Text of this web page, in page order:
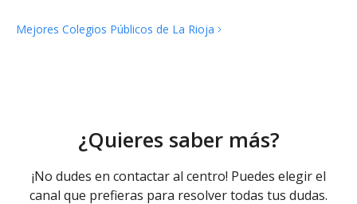
Mejores Colegios Públicos de La Rioja
¿Quieres saber más?
¡No dudes en contactar al centro! Puedes elegir el
canal que prefieras para resolver todas tus dudas.